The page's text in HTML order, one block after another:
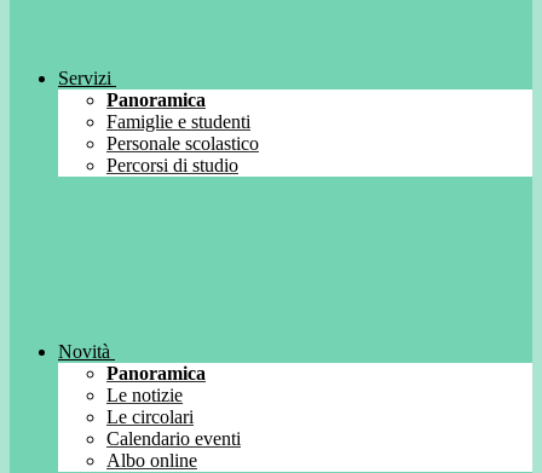
Servizi
Panoramica
Famiglie e studenti
Personale scolastico
Percorsi di studio
Novità
Panoramica
Le notizie
Le circolari
Calendario eventi
Albo online